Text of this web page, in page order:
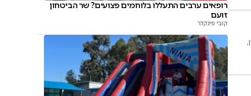
רופאים ערבים התעללו בלוחמים פצועים? שר הביטחון
זועם
קובי פינקלר